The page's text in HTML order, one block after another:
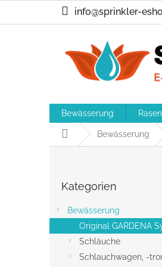
springen
info@sprinkler-
Bewässerung
StartseiteBewässerung
n
l
überspringen
Kategorien
Bewässerung
Original GARDENA
Schläuche
Schlauchwagen, -